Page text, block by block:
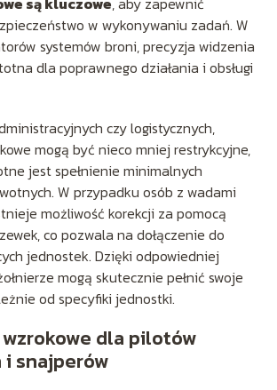
w wykonywaniu zadań. W
systemów broni, precyzja widzenia
dla poprawnego działania i obsługi
czy logistycznych,
mogą być nieco mniej restrykcyjne,
jest spełnienie minimalnych
W przypadku osób z wadami
możliwość korekcji za pomocą
co pozwala na dołączenie do
jednostek. Dzięki odpowiedniej
mogą skutecznie pełnić swoje
od specyfiki jednostki.
dla pilotów
snajperów